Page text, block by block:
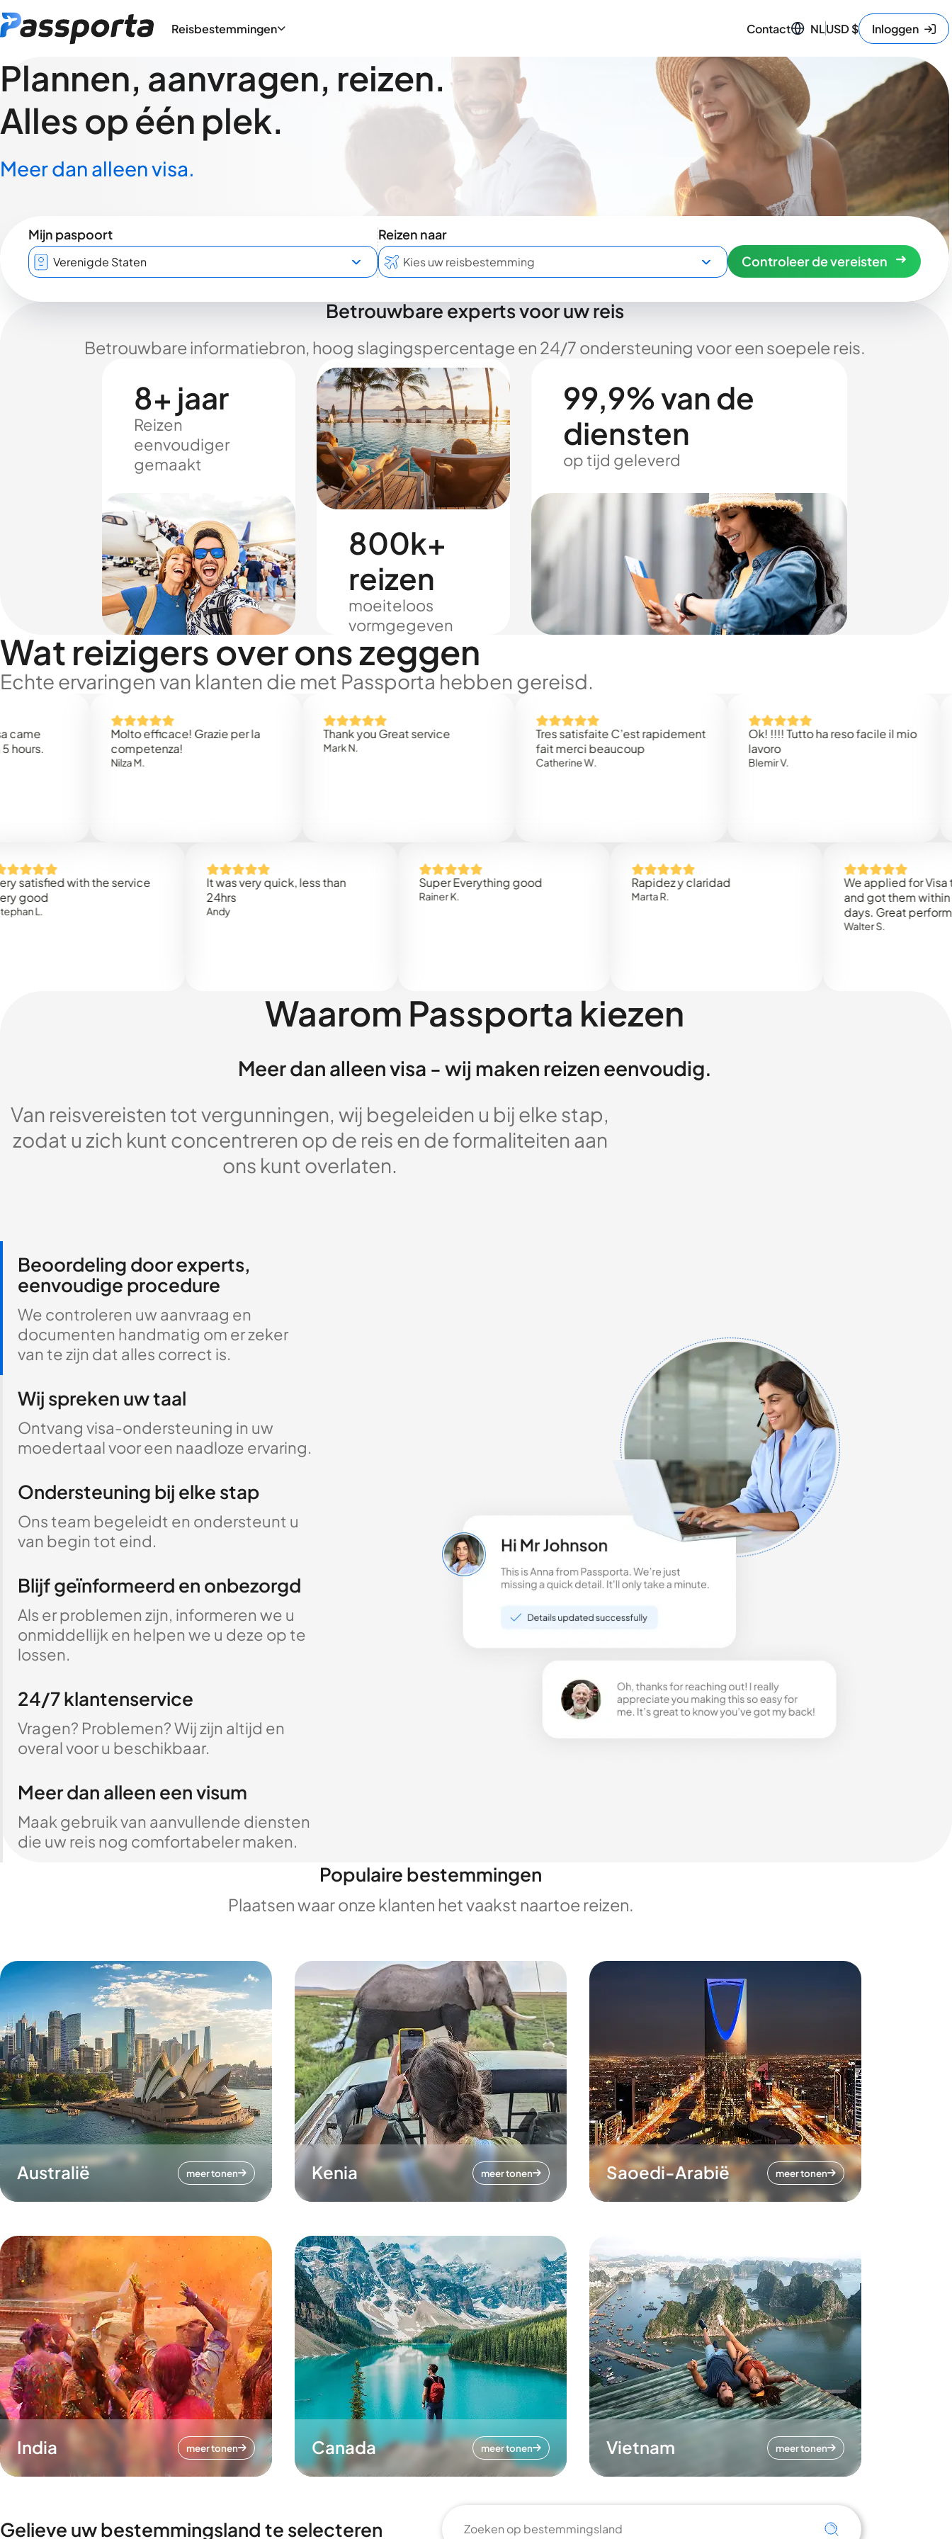
Reisbestemmingen Contact NLUSD$ Inloggen
Plannen, aanvragen, reizen.
Alles op één plek.
Meer dan alleen visa.
Mijn paspoort
Reizen naar
Controleer de vereisten
Betrouwbare experts voor uw reis
Betrouwbare informatiebron, hoog slagingspercentage en 24/7 ondersteuning voor een soepele reis.
8+ jaar
Reizen
eenvoudiger
gemaakt
800k+
reizen
moeiteloos
vormgegeven
99,9% van de
diensten
op tijd geleverd
Wat reizigers over ons zeggen
Echte ervaringen van klanten die met Passporta hebben gereisd.
Molto efficace! Grazie per la
competenza!
Thank you Great service
Tres satisfaite C’est rapidement
fait merci beaucoup
Catherine W.
Ok! !!!! Tutto ha reso facile il mio
with the service
It was very quick, less than
Super Everything good Rapidez y claridad
We applied for Visa to
and got them within 3
days. Great performance!
Walter S.
Waarom Passporta kiezen
Meer dan alleen visa - wij maken reizen eenvoudig.
Van reisvereisten tot vergunningen, wij begeleiden u bij elke stap,
zodat u zich kunt concentreren op de reis en de formaliteiten aan
ons kunt overlaten.
Beoordeling door experts,
eenvoudige procedure
We controleren uw aanvraag en
documenten handmatig om er zeker
van te zijn dat alles correct is.
Wij spreken uw taal
Ontvang visa-ondersteuning in uw
moedertaal voor een naadloze ervaring.
Ondersteuning bij elke stap
Ons team begeleidt en ondersteunt u
van begin tot eind.
Blijf geïnformeerd en onbezorgd
Als er problemen zijn, informeren we u
onmiddellijk en helpen we u deze op te
lossen.
24/7 klantenservice
Vragen? Problemen? Wij zijn altijd en
overal voor u beschikbaar.
Meer dan alleen een visum
Maak gebruik van aanvullende diensten
die uw reis nog comfortabeler maken.
Populaire bestemmingen
Plaatsen waar onze klanten het vaakst naartoe reizen.
Australië meer tonen Kenia meer tonen Saoedi-Arabië meer tonen
India meer tonen Canada meer tonen Vietnam meer tonen
Gelieve uw bestemmingsland te selecteren